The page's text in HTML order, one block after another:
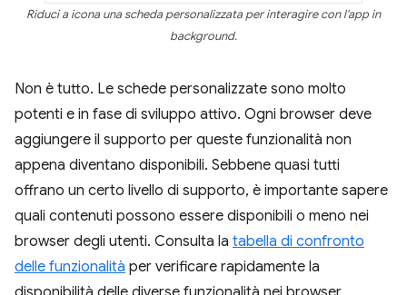
Riduci a icona una scheda personalizzata per interagire con l'app in
background.
Non è tutto. Le schede personalizzate sono molto
potenti e in fase di sviluppo attivo. Ogni browser deve
aggiungere il supporto per queste funzionalità non
appena diventano disponibili. Sebbene quasi tutti
offrano un certo livello di supporto, è importante sapere
quali contenuti possono essere disponibili o meno nei
browser degli utenti. Consulta la tabella di confronto
delle funzionalità per verificare rapidamente la